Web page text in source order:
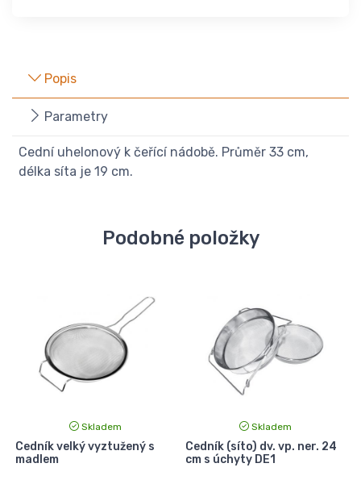
Popis
Parametry
Cední uhelonový k čeřící nádobě. Průměr 33 cm,
délka síta je 19 cm.
Podobné položky
Skladem
Cedník velký vyztužený s
madlem
Skladem
Cedník (síto) dv. vp. ner. 24
cm s úchyty DE1